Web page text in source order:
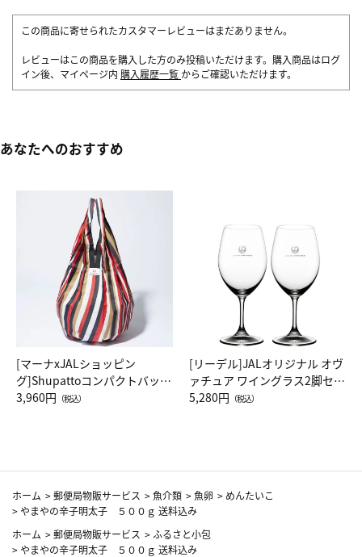
この商品に寄せられたカスタマーレビューはまだありません。
レビューはこの商品を購入した方のみ投稿いただけます。購入商品はログ
イン後、マイページ内 購入履歴一覧 からご確認いただけます。
あなたへのおすすめ
[マーナxJALショッピン
グ]Shupattoコンパクトバッグ
Drop JAL客室乗務員（LC）ス
3,960円 （税込）
[リーデル]JALオリジナル オヴ
ァチュア ワイングラス2脚セッ
ト（レッドワイン）
5,280円 （税込）
ホーム >郵便局物販サービス >魚介類 >魚卵 > めんたいこ
> やまやの辛子明太子 ５００ｇ 送料込み
ホーム >郵便局物販サービス >ふるさと小包
> やまやの辛子明太子 ５００ｇ 送料込み